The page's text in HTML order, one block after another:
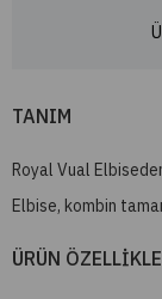
TANIM
Royal Vual
Elbise, kombin
ÜRÜN